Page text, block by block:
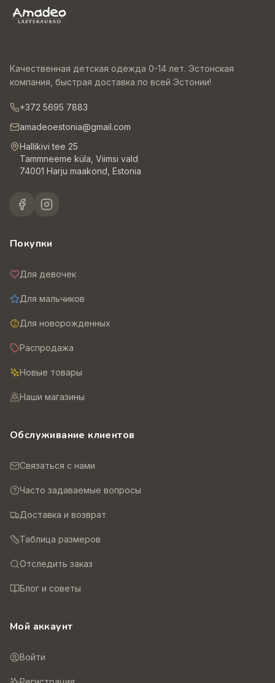
Качественная детская одежда 0-14 лет. Эстонская
компания, быстрая доставка по всей Эстонии!
+372 5695 7883
amadeoestonia@gmail.com
Hallikivi tee 25
Tammneeme küla, Viimsi vald
74001 Harju maakond, Estonia
Покупки
Для девочек
Для мальчиков
Для новорожденных
Распродажа
Новые товары
Наши магазины
Обслуживание клиентов
Связаться с нами
Часто задаваемые вопросы
Доставка и возврат
Таблица размеров
Отследить заказ
Блог и советы
Мой аккаунт
Войти